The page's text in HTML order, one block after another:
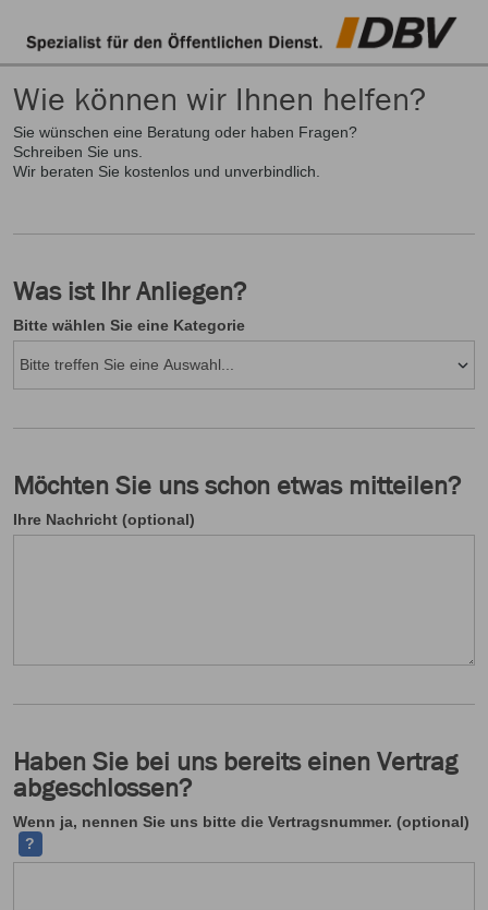
Wie können wir Ihnen helfen?
Sie wünschen eine Beratung oder haben Fragen?
Schreiben Sie uns.
Wir beraten Sie kostenlos und unverbindlich.
Was ist Ihr Anliegen?
Bitte wählen Sie eine Kategorie
Möchten Sie uns schon etwas mitteilen?
Ihre Nachricht (optional)
Haben Sie bei uns bereits einen Vertrag
abgeschlossen?
Wenn ja, nennen Sie uns bitte die Vertragsnummer. (optional)
?